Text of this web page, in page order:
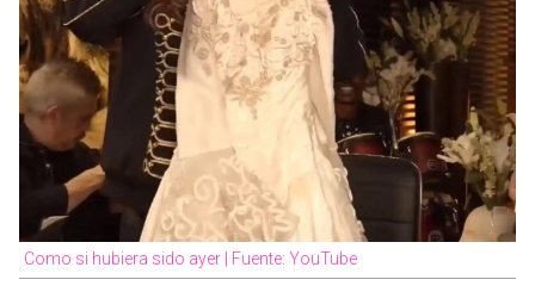
Como si hubiera sido ayer | Fuente: YouTube